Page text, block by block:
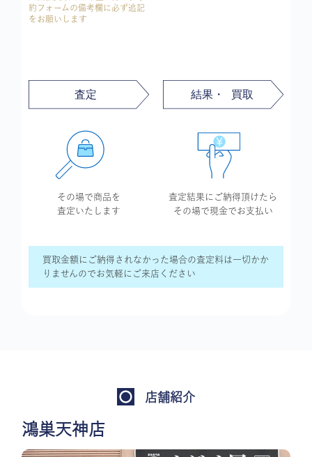
約フォームの備考欄に必ず追記
をお願いします
その場で商品を
査定いたします
査定結果に ご納得頂けたら
その場で現金で お支払い
買取金額にご納得されなかった場合の査定料は一切かか
りませんのでお気軽にご来店ください
店舗紹介
鴻巣天神店